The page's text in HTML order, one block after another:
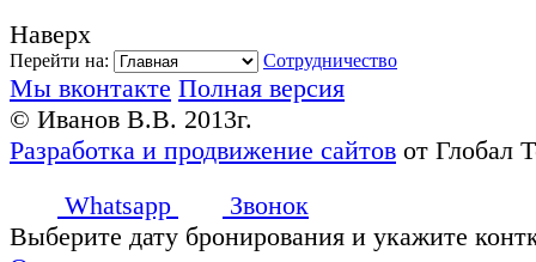
Наверх
Перейти на: Сотрудничество
Мы вконтакте Полная версия
© Иванов В.В. 2013г.
Разработка и продвижение сайтов от Глобал
Whatsapp
Звонок
Выберите дату бронирования и укажите